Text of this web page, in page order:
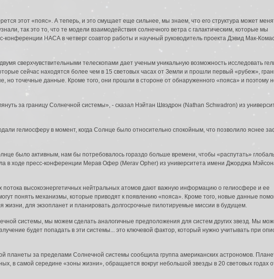
этот «пояс». А теперь, и это смущает еще сильнее, мы знаем, что его структура может
так это то, что те модели взаимодействия солнечного ветра с галактическим, которые мы
конференции НАСА в четверг соавтор работы и научный руководитель проекта Дэвид Мак-
сверхчувствительными телескопами дает ученым уникальную возможность исследовать
сейчас находятся более чем в 15 световых часах от Земли и прошли первый «рубеж»,
но точечные данные. Кроме того, они прошли в стороне от обнаруженного «пояса» и поэтому
за границу Солнечной системы», - сказал Нэйтан Швэдрон (Nathan Schwadron) из
гелиосферу в момент, когда Солнце было относительно спокойным, что позволило яснее
было активным, нам бы потребовалось гораздо больше времени, чтобы «распутать»
в ходе пресс-конференции Мерав Офер (Merav Opher) из университета имени Джорджа
высокоэнергетичных нейтральных атомов дают важную информацию о гелиосфере и ее
понять механизмы, которые приводят к появлению «пояса». Кроме того, новые данные
жизни, для экзопланет и планировать долгосрочные пилотируемые миссии в будущем.
системы, мы можем сделать аналогичные предположения для систем других звезд. Мы
будет попадать в эти системы... это ключевой фактор, который нужно учитывать при
планеты за пределами Солнечной системы сообщила группа американских астрономов.
в самой середине «зоны жизни», обращается вокруг небольшой звезды в 20 световых годах